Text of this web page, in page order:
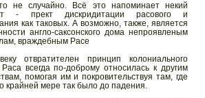
не случайно. Всё это напоминает некий
- прект дискридитации расового и
как таковых. А возможно, также, является
англо-саксонского дома непроявленым
враждебным Расе
отвратителен принцип колониального
всегда по-доброму относилась к другим
помогая им и покровительствуя там, где
крайней мере так было до падения.